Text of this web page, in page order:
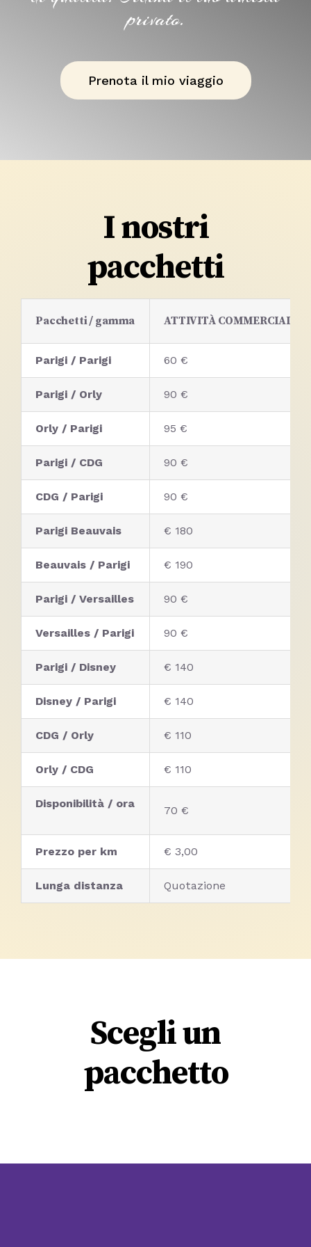
privato.
Prenota il mio viaggio
I nostri
pacchetti
Pacchetti / gamma ATTIVITÀ COMMERCIALE
Parigi / Parigi 60 €
Parigi / Orly 90 €
Orly / Parigi 95 €
Parigi / CDG 90 €
CDG / Parigi 90 €
Parigi Beauvais € 180
Beauvais / Parigi € 190
Parigi / Versailles 90 €
Versailles / Parigi 90 €
Parigi / Disney € 140
Disney / Parigi € 140
CDG / Orly € 110
Orly / CDG € 110
Disponibilità / ora
70 €
Prezzo per km € 3,00
Lunga distanza Quotazione
Scegli un
pacchetto